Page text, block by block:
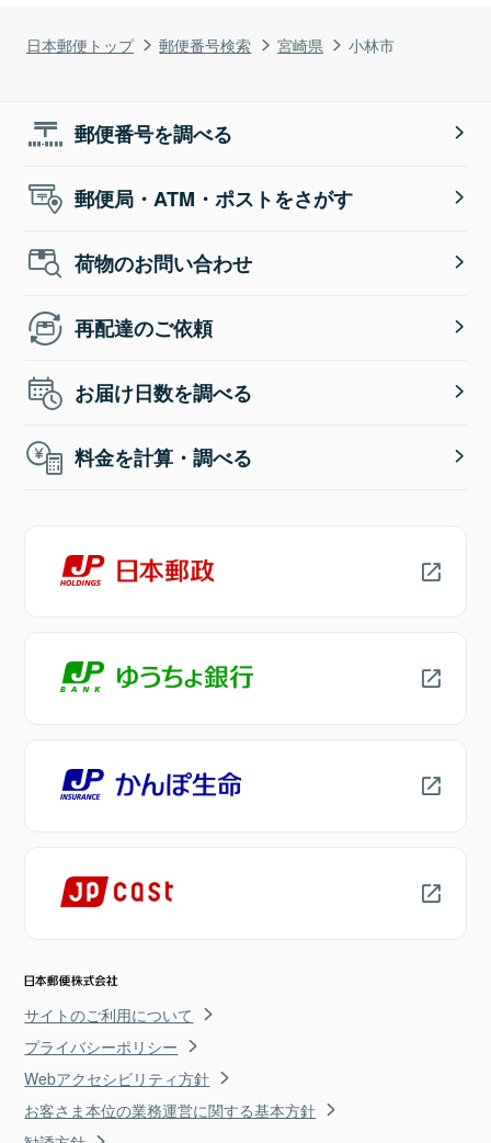
日本郵便トップ 郵便番号検索 宮崎県 小林市
郵便番号を調べる
郵便局・ATM・ポストをさがす
荷物のお問い合わせ
再配達のご依頼
お届け日数を調べる
料金を計算・調べる
サイトのご利用について
プライバシーポリシー
Webアクセシビリティ方針
お客さま本位の業務運営に関する基本方針